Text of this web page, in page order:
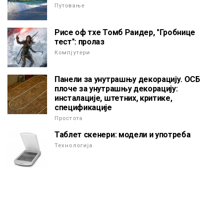
Путовање
Рисе оф тхе Томб Раидер, "Гробнице
тест": пролаз
Компјутери
Панели за унутрашњу декорацију. ОСБ
плоче за унутрашњу декорацију:
инсталације, штетних, критике,
спецификације
Простота
Таблет скенери: модели и употреба
Технологија